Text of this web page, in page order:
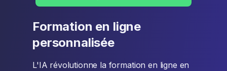
Formation en ligne
personnalisée
L'IA révolutionne la formation en ligne en